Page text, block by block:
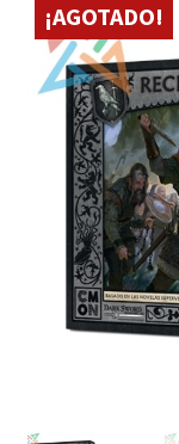
AKATAKA BOOKS
Mi cuenta
¡AGOTADO!